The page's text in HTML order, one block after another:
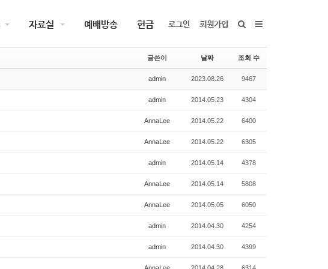
자료실 예배방송 헌금 로그인 회원가입
글쓴이 날짜 조회 수
admin 2023.08.26 9467
admin 2014.05.23 4304
AnnaLee 2014.05.22 6400
AnnaLee 2014.05.22 6305
admin 2014.05.14 4378
AnnaLee 2014.05.14 5808
AnnaLee 2014.05.05 6050
admin 2014.04.30 4254
admin 2014.04.30 4399